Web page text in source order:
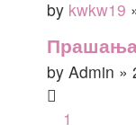
by kwkw19
by Admin »
1